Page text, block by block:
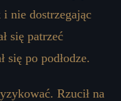
nie dostrzegając
się patrzeć
się po podłodze.
Rzucił na